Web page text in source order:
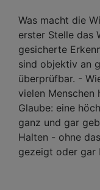
Was macht die
erster Stelle das
gesicherte
sind objektiv an
überprüfbar. -
vielen
Glaube: eine
ganz und gar
Halten - ohne
gezeigt oder gar